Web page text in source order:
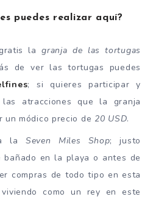
puedes realizar aquí?
lagranja de las tortugas
de ver las tortugas puedes
; si quieres participar y
atracciones que la granja
un módico precio de 20 USD.
laSeven Miles Shop; justo
bañado en la playa o antes de
compras de todo tipo en esta
como un rey en este